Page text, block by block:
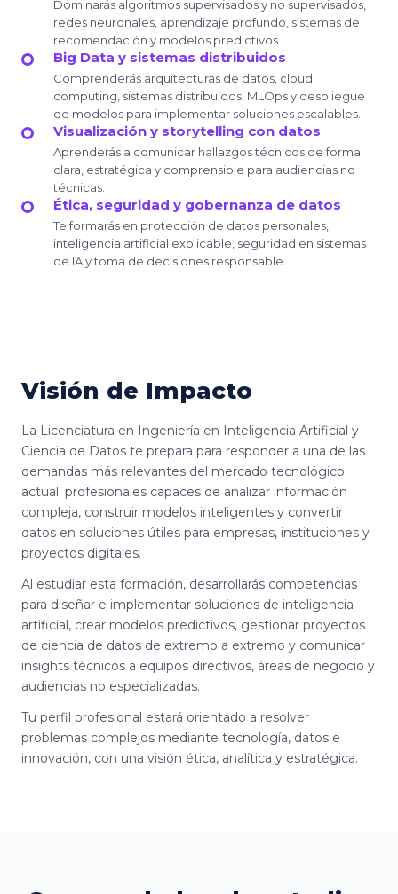
Dominarás algoritmos supervisados y no supervisados,
redes neuronales, aprendizaje profundo, sistemas de
recomendación y modelos predictivos.
Big Data y sistemas distribuidos
Comprenderás arquitecturas de datos, cloud
computing, sistemas distribuidos, MLOps y despliegue
de modelos para implementar soluciones escalables.
Visualización y storytelling con datos
Aprenderás a comunicar hallazgos técnicos de forma
clara, estratégica y comprensible para audiencias no
técnicas.
Ética, seguridad y gobernanza de datos
Te formarás en protección de datos personales,
inteligencia artificial explicable, seguridad en sistemas
de IA y toma de decisiones responsable.
Visión de Impacto
La Licenciatura en Ingeniería en Inteligencia Artificial y
Ciencia de Datos te prepara para responder a una de las
demandas más relevantes del mercado tecnológico
actual: profesionales capaces de analizar información
compleja, construir modelos inteligentes y convertir
datos en soluciones útiles para empresas, instituciones y
proyectos digitales.
Al estudiar esta formación, desarrollarás competencias
para diseñar e implementar soluciones de inteligencia
artificial, crear modelos predictivos, gestionar proyectos
de ciencia de datos de extremo a extremo y comunicar
insights técnicos a equipos directivos, áreas de negocio y
audiencias no especializadas.
Tu perfil profesional estará orientado a resolver
problemas complejos mediante tecnología, datos e
innovación, con una visión ética, analítica y estratégica.